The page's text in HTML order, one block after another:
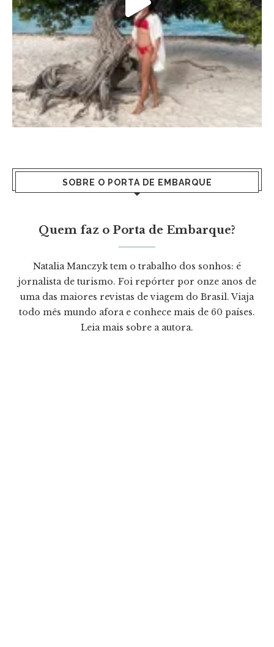
SOBRE O PORTA DE EMBARQUE
Quem faz o Porta de Embarque?
Natalia Manczyk tem o trabalho dos sonhos: é
jornalista de turismo. Foi repórter por onze anos de
uma das maiores revistas de viagem do Brasil. Viaja
todo mês mundo afora e conhece mais de 60 países.
Leia mais sobre a autora.